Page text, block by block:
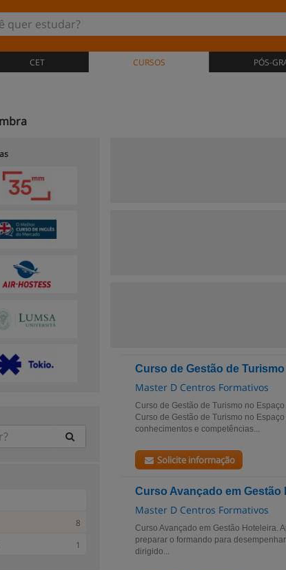
CET CURSOS PÓS-
Curso de Gestão de
Master D Centros Formativos
Curso de Gestão de Turismo no
Curso de Gestão de Turismo no
conhecimentos e competências...
Solicite informação
Curso Avançado em Gestão
Master D Centros Formativos
Curso Avançado em Gestão Hoteleira.
preparar o formando para
dirigido...
8
1